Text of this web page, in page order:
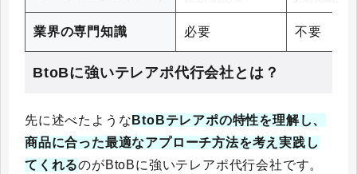
業界の専門知識 必要 不要
BtoBに強いテレアポ代行会社とは？
先に述べたような BtoBテレアポの特性を理解し、
商品に合った最適なアプローチ方法を考え実践し
てくれるのがBtoBに強いテレアポ代行会社です。